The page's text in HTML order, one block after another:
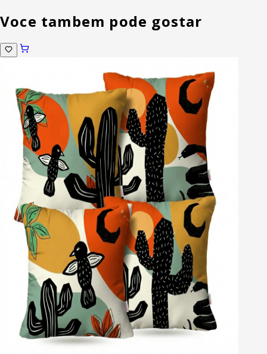
Voce tambem pode gostar